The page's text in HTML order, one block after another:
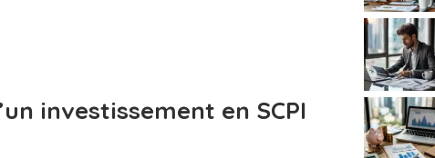
investissement en SCPI